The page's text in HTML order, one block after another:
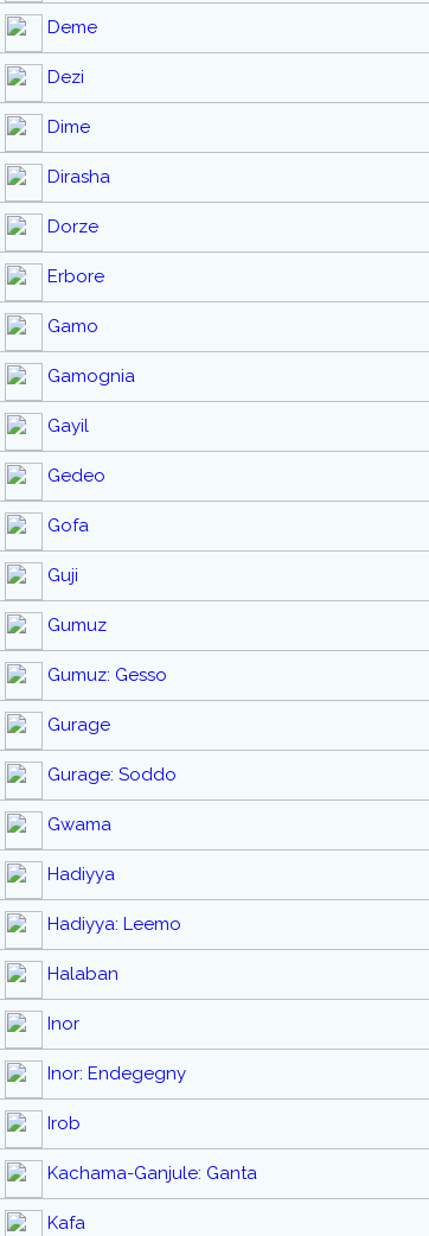
Deme
Dezi
Dime
Dirasha
Dorze
Erbore
Gamo
Gamognia
Gayil
Gedeo
Gofa
Guji
Gumuz
Gumuz: Gesso
Gurage
Gurage: Soddo
Gwama
Hadiyya
Hadiyya: Leemo
Halaban
Inor
Inor: Endegegny
Irob
Kachama-Ganjule: Ganta
Kafa